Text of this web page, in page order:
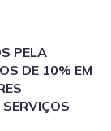
PELA
DE 10% EM